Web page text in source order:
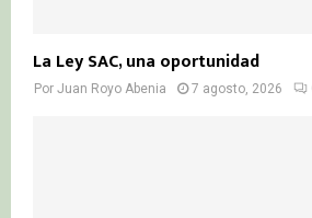
La Ley SAC, una oportunidad
Por Juan Royo Abenia 7 agosto, 2026